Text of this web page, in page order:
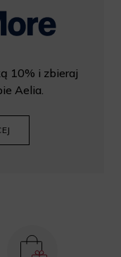
10% i zbieraj
Aelia.